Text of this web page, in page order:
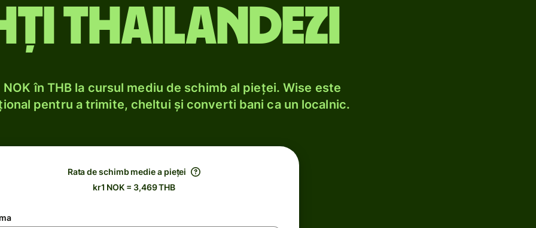
thailandezi
în THB la cursul mediu de schimb al pieței. Wise este
pentru a trimite, cheltui și converti bani ca un localnic.
Rata de schimb medie a pieței
kr1 NOK = 3,469 THB